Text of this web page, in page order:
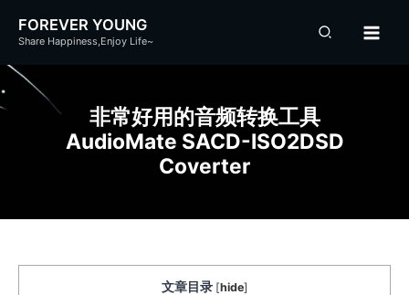
FOREVER YOUNG
Share Happiness,Enjoy Life~
非常好用的音频转换工具
AudioMate SACD-ISO2DSD
Coverter
文章目录 [hide]